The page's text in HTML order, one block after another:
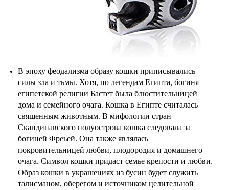
В эпоху феодализма образу кошки приписывались
силы зла и тьмы. Хотя, по легендам Египта, богиня
египетской религии Бастет была блюстительницей
дома и семейного очага. Кошка в Египте считалась
священным животным. В мифологии стран
Скандинавского полуострова кошка следовала за
богиней Фреьей. Она также являлась
покровительницей любви, плодородия и домашнего
очага. Символ кошки придаст семье крепости и любви.
Образ кошки в украшениях из бусин будет служить
талисманом, оберегом и источником целительной